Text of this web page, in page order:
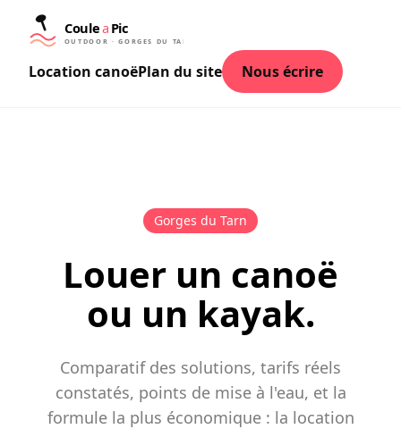
Location canoëPlan du site Nous écrire
Gorges du Tarn
Louer un canoë
ou un kayak.
Comparatif des solutions, tarifs réels
constatés, points de mise à l'eau, et la
formule la plus économique : la location